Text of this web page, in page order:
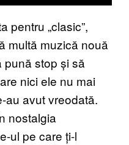
pentru „clasic”,
multă muzică nouă
pună stop și să
nici ele nu mai
au avut vreodată.
nostalgia
ul pe care ți-l